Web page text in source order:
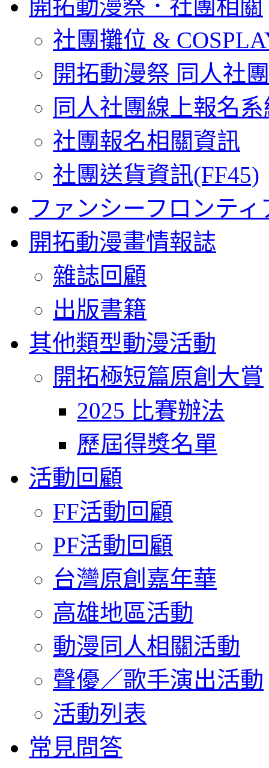
開拓動漫祭．社團相關
社團攤位 &
開拓動漫祭 同人社
同人社團線上報名
社團報名相關資訊
社團送貨資訊(FF45)
ファンシーフロンティ
開拓動漫畫情報誌
雜誌回顧
出版書籍
其他類型動漫活動
開拓極短篇原創大賞
2025 比賽辦法
歷屆得獎名單
活動回顧
FF活動回顧
PF活動回顧
台灣原創嘉年華
高雄地區活動
動漫同人相關活動
聲優／歌手演出活動
活動列表
常見問答